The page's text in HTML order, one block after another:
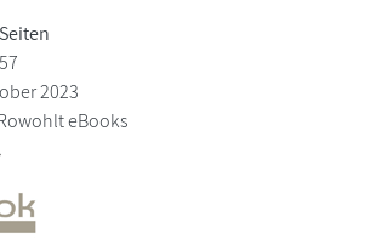
2023
eBooks